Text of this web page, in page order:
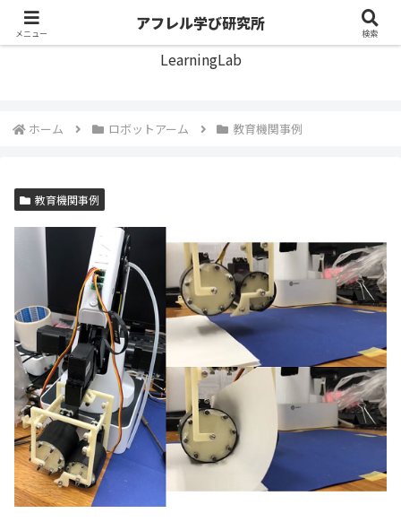
アフレル学び研究所
LearningLab
ホーム ロボットアーム 教育機関事例
教育機関事例
メニュー
アフレル学び研究所
検索